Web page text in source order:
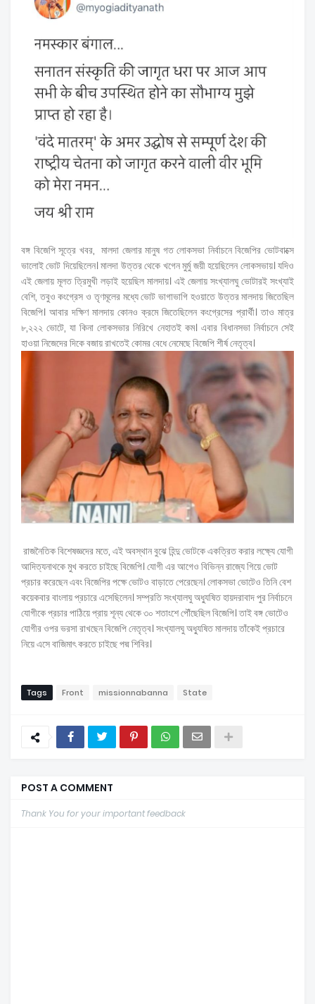
বঙ্গ বিজেপি সূত্রে খবর, মালদা জেলার মানুষ গত লোকসভা নির্বাচনে বিজেপির ভোটবাক্সে
ভালোই ভোট দিয়েছিলেন। মালদা উত্তর থেকে খগেন মুর্মু জয়ী হয়েছিলেন লোকসভায়। যদিও
এই জেলায় মূলত ত্রিমুখী লড়াই হয়েছিল মালদায়। এই জেলায় সংখ্যালঘু ভোটারই সংখ্যাই
বেশি, তবুও কংগ্রেস ও তৃণমূলের মধ্যে ভোট ভাগাভাগি হওয়াতে উত্তর মালদায় জিতেছিল
বিজেপি। আবার দক্ষিণ মালদায় কোনও ক্রমে জিতেছিলেন কংগ্রেসের প্রার্থী। তাও মাত্র
৮,২২২ ভোটে, যা কিনা লোকসভার নিরিখে নেহাতই কম। এবার বিধানসভা নির্বাচনে সেই
হাওয়া নিজেদের দিকে বজায় রাখতেই কোমর বেধে নেমেছে বিজেপি শীর্ষ নেতৃত্ব।
রাজনৈতিক বিশেষজ্ঞদের মতে, এই অবস্থান বুঝে হিন্দু ভোটকে একত্রিত করার লক্ষ্যে যোগী
আদিত্যনাথকে মুখ করতে চাইছে বিজেপি। যোগী এর আগেও বিভিন্ন রাজ্যে গিয়ে ভোট
প্রচার করেছেন এবং বিজেপির পক্ষে ভোটও বাড়াতে পেরেছেন। লোকসভা ভোটেও তিনি বেশ
কয়েকবার বাংলায় প্রচারে এসেছিলেন। সম্প্রতি সংখ্যালঘু অধ্যুষিত হায়দরাবাদ পুর নির্বাচনে
যোগীকে প্রচার পাঠিয়ে প্রায় শূন্য থেকে ৩০ শতাংশে পৌঁছেছিল বিজেপি। তাই বঙ্গ ভোটেও
যোগীর ওপর ভরসা রাখছেন বিজেপি নেতৃত্ব। সংখ্যালঘু অধ্যুষিত মালদায় তাঁকেই প্রচারে
নিয়ে এসে বাজিমাৎ করতে চাইছে পদ্ম শিবির।
Tags Front missionnabanna State
POST A COMMENT
Thank You for your important feedback